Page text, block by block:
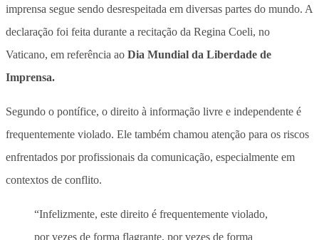
imprensa segue sendo desrespeitada em diversas partes do mundo. A
declaração foi feita durante a recitação da Regina Coeli, no
Vaticano, em referência ao Dia Mundial da Liberdade de
Imprensa.
Segundo o pontífice, o direito à informação livre e independente é
frequentemente violado. Ele também chamou atenção para os riscos
enfrentados por profissionais da comunicação, especialmente em
contextos de conflito.
“Infelizmente, este direito é frequentemente violado,
por vezes de forma flagrante, por vezes de forma